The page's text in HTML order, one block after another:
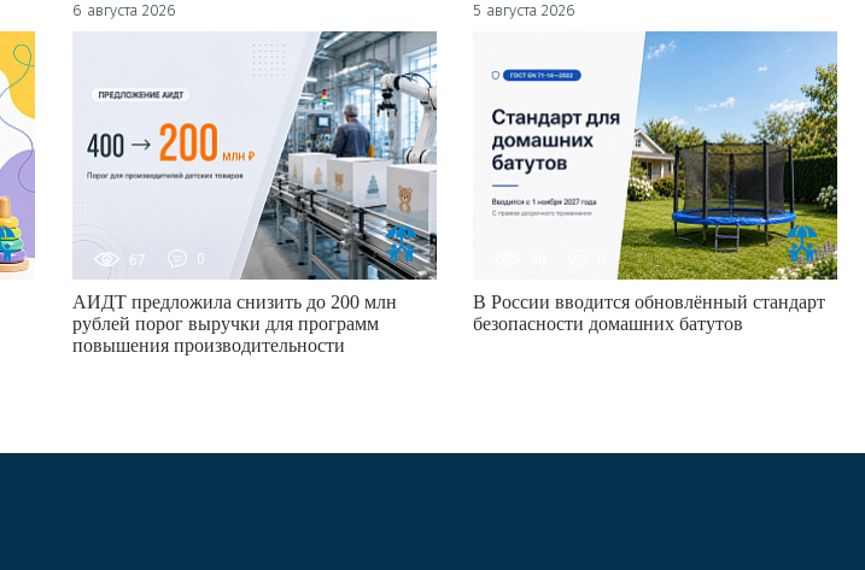
6 августа 2026
67 0
АИДТ предложила снизить до 200 млн
рублей порог выручки для программ
повышения производительности
5 августа 2026
В России вводится обновлённый стандарт
безопасности домашних батутов